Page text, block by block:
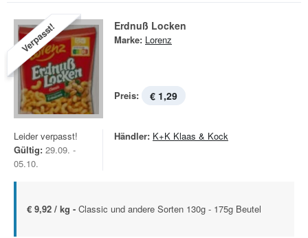
Verpasst! Erdnuß Locken
Marke: Lorenz
Preis: € 1,29
Leider verpasst!
Gültig: 29.09. -
05.10.
Händler: K+K Klaas & Kock
€ 9,92 / kg - Classic und andere Sorten 130g - 175g Beutel